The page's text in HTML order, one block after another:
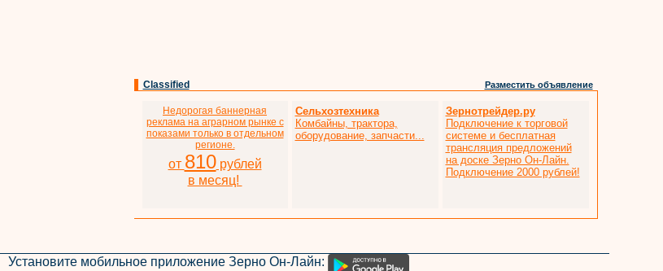
Classified Разместить объявление
Недорогая баннерная
реклама на аграрном рынке с
показами только в отдельном
регионе.
от 810рублей
в месяц!
Сельхозтехника
Комбайны, трактора,
оборудование, запчасти...
Зернотрейдер.ру
Подключение к торговой
системе и бесплатная
трансляция предложений
на доске Зерно Он-Лайн.
Подключение 2000 рублей!
Установите мобильное приложение Зерно Он-Лайн: